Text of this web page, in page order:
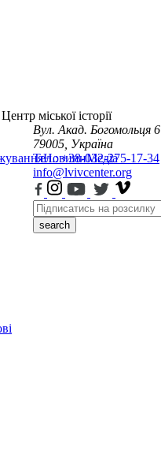
НовиниМедіа
Центр міської історії
Вул. Акад. Богомольця 6
79005, Україна
Тел.: +38-032-275-17-34
info@lvivcenter.org
search